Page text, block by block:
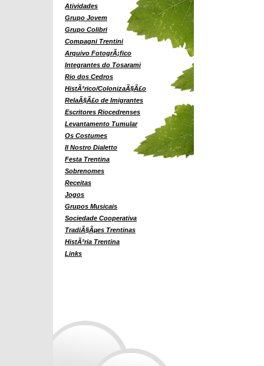
Atividades
Grupo Jovem
Grupo Colibri
Compagni Trentini
Arquivo FotogrÃ¡fico
Integrantes do Tosarami
Rio dos Cedros
HistÃ³rico/ColonizaÃ§Ã£o
RelaÃ§Ã£o de Imigrantes
Escritores Riocedrenses
Levantamento Tumular
Os Costumes
Il Nostro Dialetto
Festa Trentina
Sobrenomes
Receitas
Jogos
Grupos Musicais
Sociedade Cooperativa
TradiÃ§Ãµes Trentinas
HistÃ³ria Trentina
Links